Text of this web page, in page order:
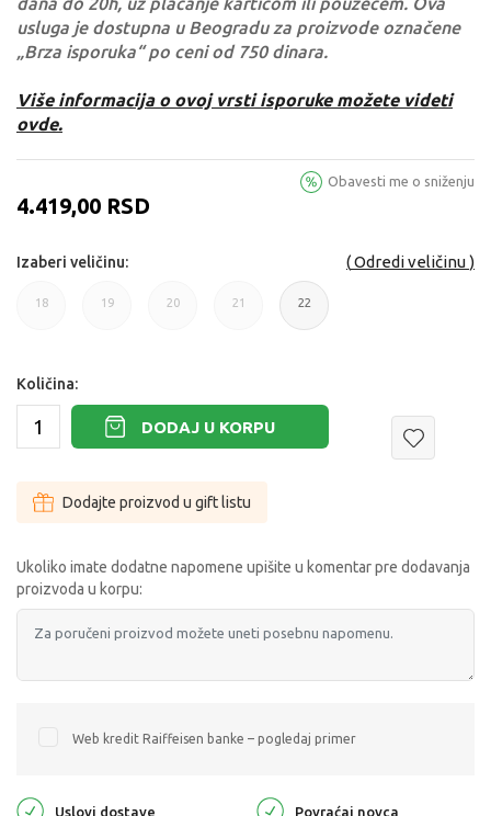
usluga je dostupna u Beogradu za proizvode označene
„Brza isporuka“ po ceni od 750 dinara.
Više informacija o ovoj vrsti isporuke možete videti
ovde.
4.419,00 RSD
Obavesti me o sniženju
Odredi veličinu
Izaberi veličinu:
18 19 20 21 22
Količina:
DODAJ U KORPU
Dodajte proizvod u gift listu
Ukoliko imate dodatne napomene upišite u komentar pre dodavanja
proizvoda u korpu:
Web kredit Raiffeisen banke – pogledaj primer
Uslovi dostave Povraćaj novca